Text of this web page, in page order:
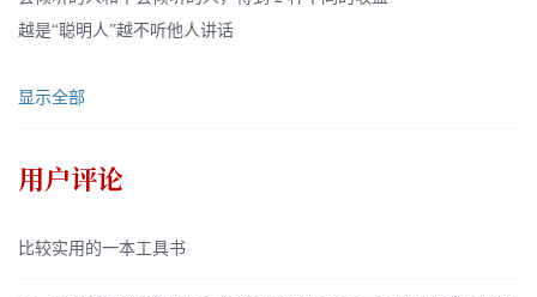
越是“聪明人”越不听他人讲话
显示全部
用户评论
比较实用的一本工具书